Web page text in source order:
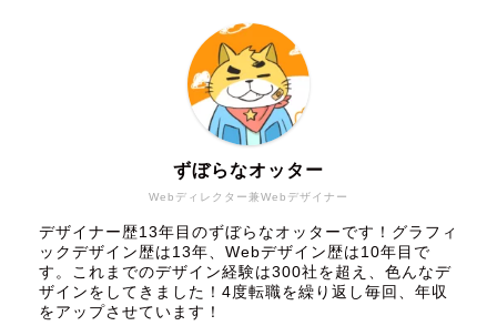
Webディレクター兼Webデザイナー
ずぼらなオッター
デザイナー歴13年目のずぼらなオッターです！グラフィ
ックデザイン歴は13年、Webデザイン歴は10年目で
す。これまでのデザイン経験は300社を超え、色んなデ
ザインをしてきました！4度転職を繰り返し毎回、年収
をアップさせています！